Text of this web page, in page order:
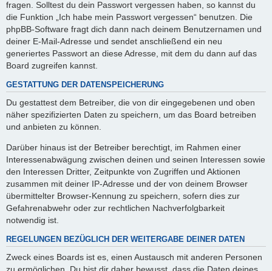
fragen. Solltest du dein Passwort vergessen haben, so kannst du
die Funktion „Ich habe mein Passwort vergessen“ benutzen. Die
phpBB-Software fragt dich dann nach deinem Benutzernamen und
deiner E-Mail-Adresse und sendet anschließend ein neu
generiertes Passwort an diese Adresse, mit dem du dann auf das
Board zugreifen kannst.
GESTATTUNG DER DATENSPEICHERUNG
Du gestattest dem Betreiber, die von dir eingegebenen und oben
näher spezifizierten Daten zu speichern, um das Board betreiben
und anbieten zu können.
Darüber hinaus ist der Betreiber berechtigt, im Rahmen einer
Interessenabwägung zwischen deinen und seinen Interessen sowie
den Interessen Dritter, Zeitpunkte von Zugriffen und Aktionen
zusammen mit deiner IP-Adresse und der von deinem Browser
übermittelter Browser-Kennung zu speichern, sofern dies zur
Gefahrenabwehr oder zur rechtlichen Nachverfolgbarkeit
notwendig ist.
REGELUNGEN BEZÜGLICH DER WEITERGABE DEINER DATEN
Zweck eines Boards ist es, einen Austausch mit anderen Personen
zu ermöglichen. Du bist dir daher bewusst, dass die Daten deines